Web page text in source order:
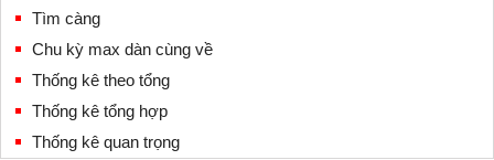
Tìm càng
Chu kỳ max dàn cùng về
Thống kê theo tổng
Thống kê tổng hợp
Thống kê quan trọng